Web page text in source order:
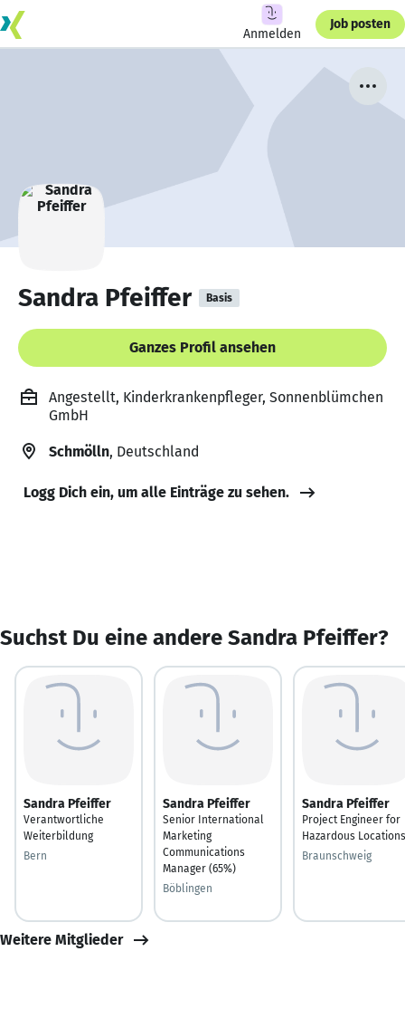
Anmelden
Job posten
Sandra Pfeiffer Basis
Ganzes Profil ansehen
Angestellt, Kinderkrankenpfleger, Sonnenblümchen
GmbH
Schmölln, Deutschland
Logg Dich ein, um alle Einträge zu sehen.
Suchst Du eine andere Sandra Pfeiffer?
Sandra Pfeiffer
Verantwortliche
Weiterbildung
Bern
Sandra Pfeiffer
Senior International
Marketing
Communications
Manager (65%)
Böblingen
Sandra Pfeiffer
Project Engineer for
Hazardous Locations
Braunschweig
Weitere Mitglieder